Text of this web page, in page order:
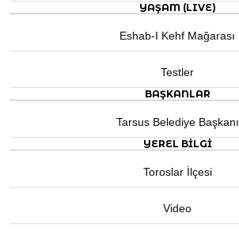
YAŞAM (LIVE)
Eshab-I Kehf Mağarası
Testler
BAŞKANLAR
Tarsus Belediye Başkanı
YEREL BILGI
Toroslar İlçesi
Video